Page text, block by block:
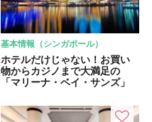
基本情報（シンガポール）
ホテルだけじゃない！お買い
物からカジノまで大満足の
「マリーナ・ベイ・サンズ」